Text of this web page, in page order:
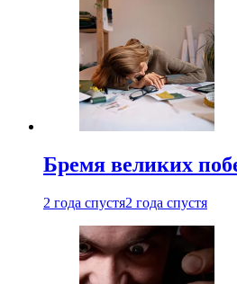
Бремя великих
2 года спустя2 года спустя